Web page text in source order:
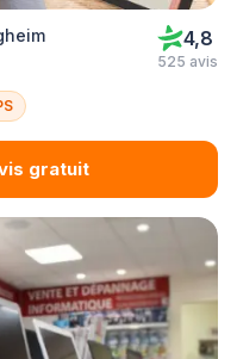
4,8
525 avis
gratuit